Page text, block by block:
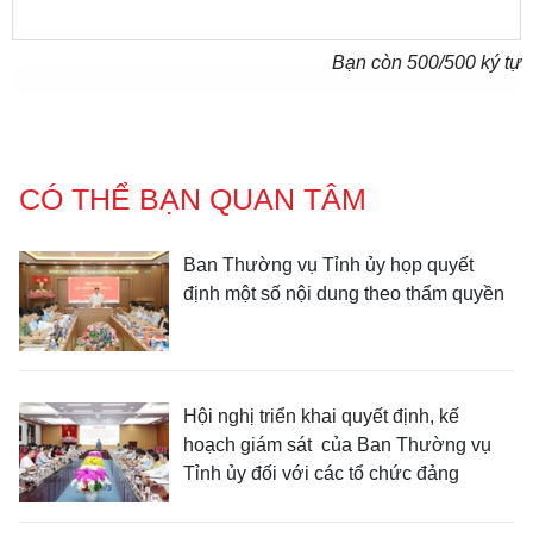
Bạn còn 500/500 ký tự
CÓ THỂ BẠN QUAN TÂM
Ban Thường vụ Tỉnh ủy họp quyết
định một số nội dung theo thẩm quyền
Hội nghị triển khai quyết định, kế
hoạch giám sát của Ban Thường vụ
Tỉnh ủy đối với các tổ chức đảng